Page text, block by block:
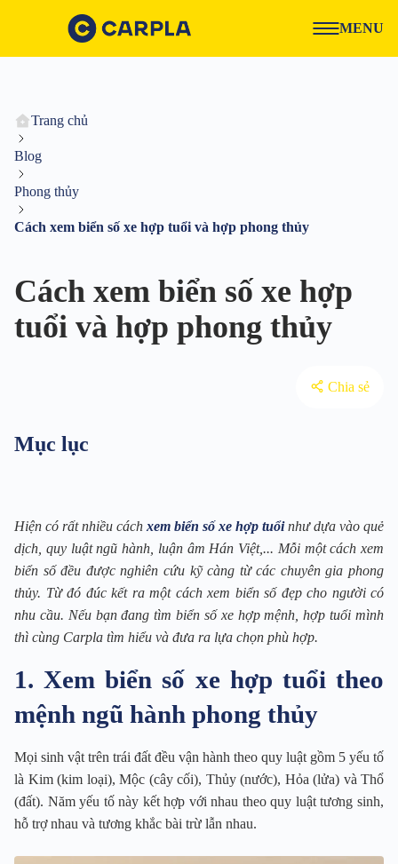
MENU
Trang chủ
Blog
Phong thủy
Cách xem biển số xe hợp tuổi và hợp phong thủy
Cách xem biển số xe hợp
tuổi và hợp phong thủy
Chia sẻ
Hiện có rất nhiều cách xem biển số xe hợp tuổinhư dựa vào quẻ
dịch, quy luật ngũ hành, luận âm Hán Việt,... Mỗi một cách xem
biển số đều được nghiên cứu kỹ càng từ các chuyên gia phong
thủy. Từ đó đúc kết ra một cách xem biển số đẹp cho người có
nhu cầu. Nếu bạn đang tìm biển số xe hợp mệnh, hợp tuổi mình
thì cùng Carpla tìm hiểu và đưa ra lựa chọn phù hợp.
1. Xem biển số xe hợp tuổi theo
mệnh ngũ hành phong thủy
Mọi sinh vật trên trái đất đều vận hành theo quy luật gồm 5 yếu tố
là Kim (kim loại), Mộc (cây cối), Thủy (nước), Hỏa (lửa) và Thổ
(đất). Năm yếu tố này kết hợp với nhau theo quy luật tương sinh,
hỗ trợ nhau và tương khắc bài trừ lẫn nhau.
Mục lục